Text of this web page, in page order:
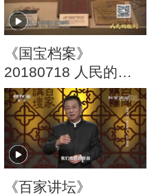
《国宝档案》
20180718 人民的胜
利·决战淮海——百姓
争相去参军
《百家讲坛》